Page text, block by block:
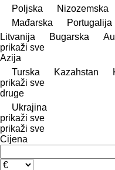
Poljska
Nizozemska
Mađarska
Portugalija
Litvanija
Bugarska
prikaži sve
Azija
Turska
Kazahstan
prikaži sve
druge
Ukrajina
prikaži sve
prikaži sve
Cijena